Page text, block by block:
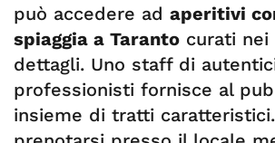
può accedere ad aperitivi
spiaggia a Taranto curati nei
dettagli. Uno staff di
professionisti fornisce al
insieme di tratti